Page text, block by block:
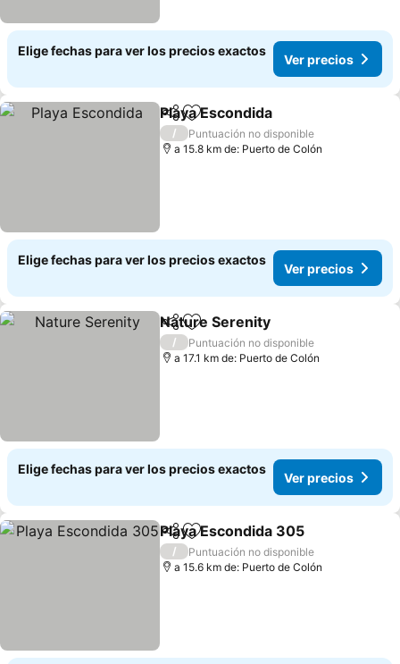
Elige fechas para ver los precios exactos
Ver precios
CompartirAgregar a favoritos
Playa Escondida
/
Puntuación no disponible
a 15.8 km de: Puerto de Colón
Elige fechas para ver los precios exactos
Ver precios
CompartirAgregar a favoritos
Nature Serenity
/
Puntuación no disponible
a 17.1 km de: Puerto de Colón
Elige fechas para ver los precios exactos
Ver precios
CompartirAgregar a favoritos
Playa Escondida 305
/
Puntuación no disponible
a 15.6 km de: Puerto de Colón